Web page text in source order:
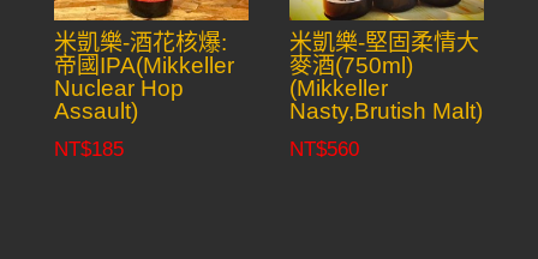
米凱樂-酒花核爆:
帝國IPA(Mikkeller
Nuclear Hop
Assault)
NT$185
米凱樂-堅固柔情大
麥酒(750ml)
(Mikkeller
Nasty,Brutish Malt)
NT$560